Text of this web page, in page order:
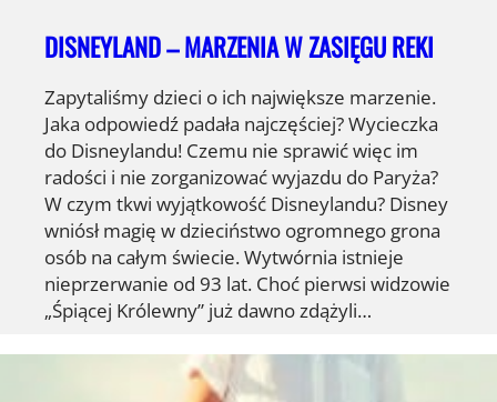
DISNEYLAND – MARZENIA W ZASIĘGU REKI
Zapytaliśmy dzieci o ich największe marzenie.
Jaka odpowiedź padała najczęściej? Wycieczka
do Disneylandu! Czemu nie sprawić więc im
radości i nie zorganizować wyjazdu do Paryża?
W czym tkwi wyjątkowość Disneylandu? Disney
wniósł magię w dzieciństwo ogromnego grona
osób na całym świecie. Wytwórnia istnieje
nieprzerwanie od 93 lat. Choć pierwsi widzowie
„Śpiącej Królewny” już dawno zdążyli…